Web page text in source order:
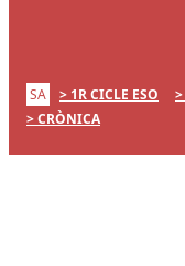
SA 1R CICLE ESO
CRÒNICA